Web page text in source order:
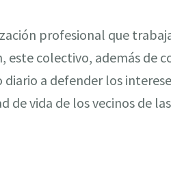
profesional que
este colectivo, además de
a defender los
vida de los vecinos de